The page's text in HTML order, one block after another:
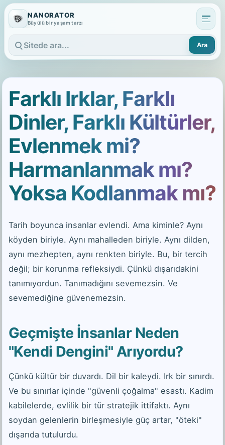
NANORATOR
Büyülü bir yaşam tarzı
Sitede ara
Ara
Farklı Irklar, Farklı
Dinler, Farklı Kültürler,
Evlenmek mi?
Harmanlanmak mı?
Yoksa Kodlanmak mı?
Tarih boyunca insanlar evlendi. Ama kiminle? Aynı
köyden biriyle. Aynı mahalleden biriyle. Aynı dilden,
aynı mezhepten, aynı renkten biriyle. Bu, bir tercih
değil; bir korunma refleksiydi. Çünkü dışarıdakini
tanımıyordun. Tanımadığını sevemezsin. Ve
sevemediğine güvenemezsin.
Geçmişte İnsanlar Neden
"Kendi Dengini" Arıyordu?
Çünkü kültür bir duvardı. Dil bir kaleydi. Irk bir sınırdı.
Ve bu sınırlar içinde "güvenli çoğalma" esastı. Kadim
kabilelerde, evlilik bir tür stratejik ittifaktı. Aynı
soydan gelenlerin birleşmesiyle güç artar, "öteki"
dışarıda tutulurdu.